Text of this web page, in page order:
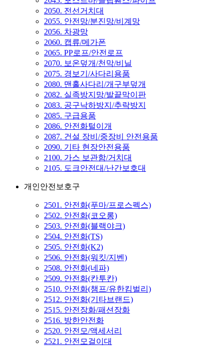
2050. 전선거치대
2055. 안전망/분진망/비계망
2056. 차광망
2060. 캡류/메가폰
2065. PP로프/안전로프
2070. 보온덮개/천막/비닐
2075. 경보기/사다리용품
2080. 맨홀사다리/개구부덮개
2082. 실족방지망/발끝막이판
2083. 공구낙하방지/추락방지
2085. 구급용품
2086. 안전화털이개
2087. 건설 장비/중장비 안전용품
2090. 기타 현장안전용품
2100. 가스 보관함/거치대
2105. 도크안전대/난간보호대
개인안전보호구
2501. 안전화(푸마/프로스펙스)
2502. 안전화(코오롱)
2503. 안전화(블랙야크)
2504. 안전화(TS)
2505. 안전화(K2)
2506. 안전화(워킷/지벤)
2508. 안전화(네파)
2509. 안전화(칸투칸)
2510. 안전화(챔프/유한킴벌리)
2512. 안전화(기타브랜드)
2515. 안전장화/패션장화
2516. 방한안전화
2520. 안전모/액세서리
2521. 안전모걸이대